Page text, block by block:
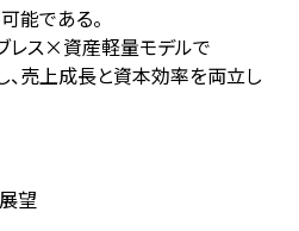
能である。
レス×資産軽量モデルで
、売上成長と資本効率を両立し
望